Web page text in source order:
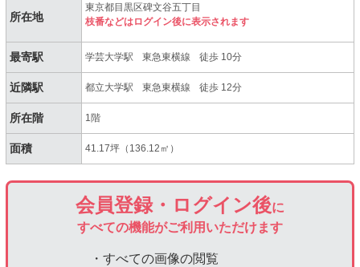
所在地
東京都目黒区碑文谷五丁目
枝番などはログイン後に表示されます
最寄駅 学芸大学駅 東急東横線 徒歩 10分
近隣駅 都立大学駅 東急東横線 徒歩 12分
所在階 1階
面積 41.17坪（136.12㎡）
会員登録・ログイン後に
すべての機能がご利用いただけます
・すべての画像の閲覧